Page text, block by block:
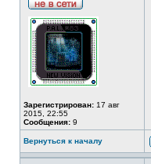
Зарегистрирован: 17 авг
2015, 22:55
Сообщения: 9
Вернуться к началу